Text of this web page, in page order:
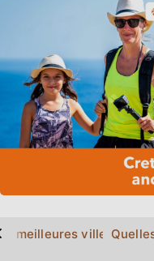
meilleures villes de